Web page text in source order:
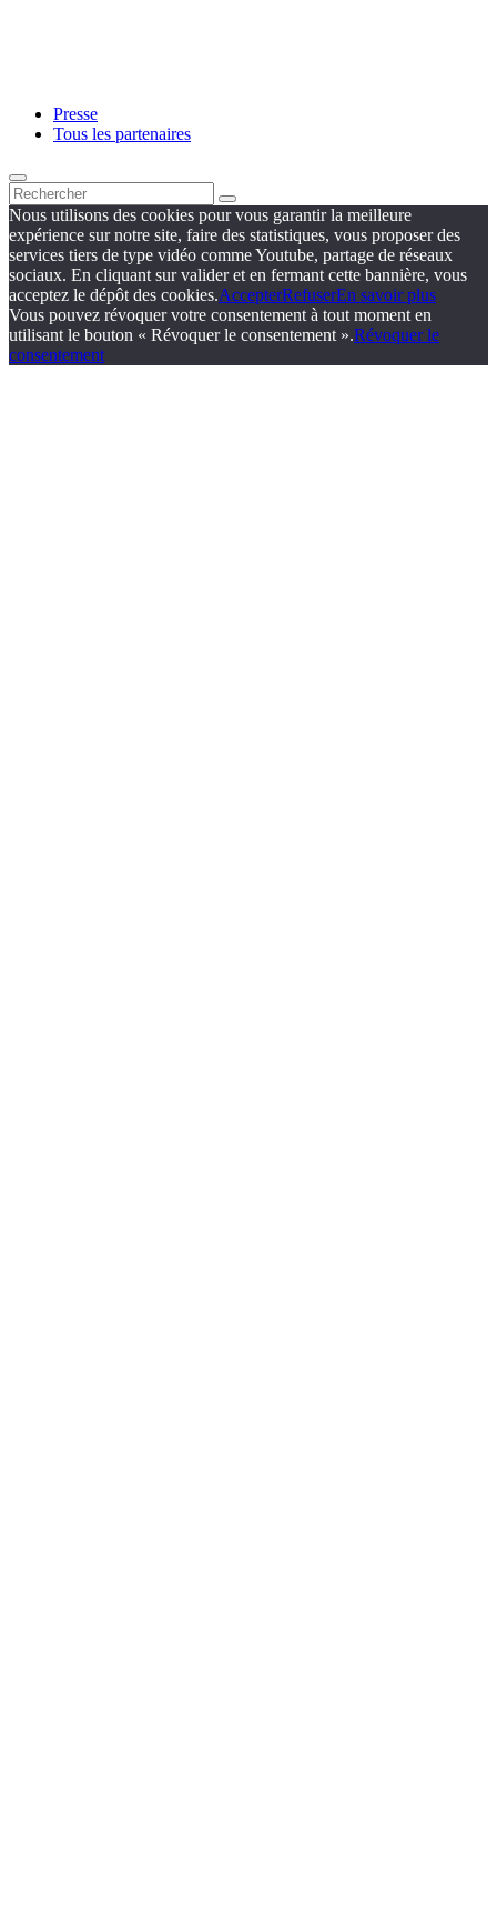
Presse
Tous les partenaires
Nous utilisons des cookies pour vous garantir la meilleure
expérience sur notre site, faire des statistiques, vous proposer des
services tiers de type vidéo comme Youtube, partage de réseaux
sociaux. En cliquant sur valider et en fermant cette bannière, vous
acceptez le dépôt des cookies.AccepterRefuserEn savoir plus
Vous pouvez révoquer votre consentement à tout moment en
utilisant le bouton « Révoquer le consentement ».Révoquer le
consentement